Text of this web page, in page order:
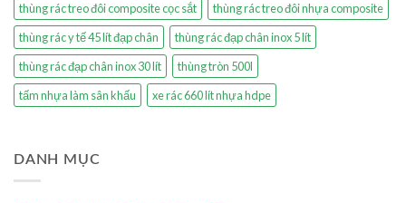
thùng rác treo đôi composite cọc sắt
thùng rác treo đôi nhựa composite
thùng rác y tế 45 lít đạp chân
thùng rác đạp chân inox 5 lít
thùng rác đạp chân inox 30 lít
thùng tròn 500l
tấm nhựa làm sân khấu
xe rác 660 lít nhựa hdpe
DANH MỤC